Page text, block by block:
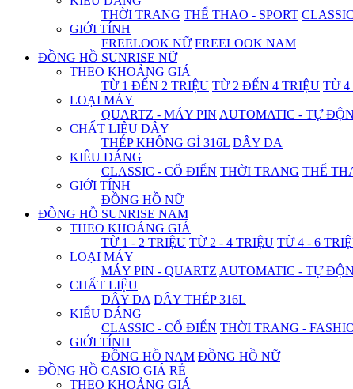
THỜI TRANG THỂ THAO - SPORT
GIỚI TÍNH
FREELOOK NỮ FREELOOK NAM
ĐỒNG HỒ SUNRISE NỮ
THEO KHOẢNG GIÁ
TỪ 1 ĐẾN 2 TRIỆU TỪ 2 ĐẾN 4 TRIỆU TỪ 4
LOẠI MÁY
QUARTZ - MÁY PIN AUTOMATIC - TỰ
CHẤT LIỆU DÂY
THÉP KHÔNG GỈ 316L DÂY DA
KIỂU DÁNG
CLASSIC - CỔ ĐIỂN THỜI TRANG THỂ
GIỚI TÍNH
ĐỒNG HỒ NỮ
ĐỒNG HỒ SUNRISE NAM
THEO KHOẢNG GIÁ
TỪ 1 - 2 TRIỆU TỪ 2 - 4 TRIỆU TỪ 4 - 6
LOẠI MÁY
MÁY PIN - QUARTZ AUTOMATIC - TỰ
CHẤT LIỆU
DÂY DA DÂY THÉP 316L
KIỂU DÁNG
CLASSIC - CỔ ĐIỂN THỜI TRANG -
GIỚI TÍNH
ĐỒNG HỒ NAM ĐỒNG HỒ NỮ
ĐỒNG HỒ CASIO GIÁ RẺ
THEO KHOẢNG GIÁ